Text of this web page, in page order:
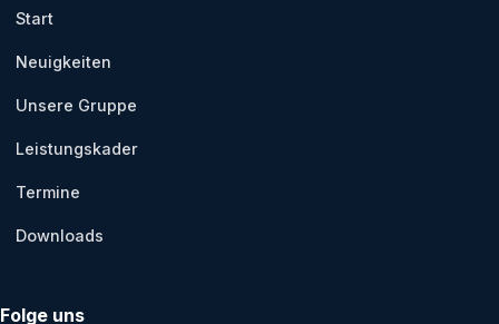
Start
Neuigkeiten
Unsere Gruppe
Leistungskader
Termine
Downloads
Folge uns